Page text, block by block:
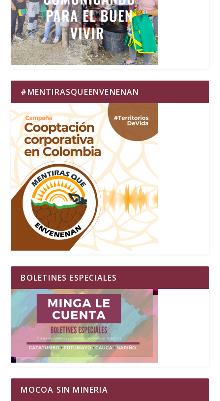
#MENTIRASQUEENVENENAN
BOLETINES ESPECIALES
MOCOA SIN MINERIA